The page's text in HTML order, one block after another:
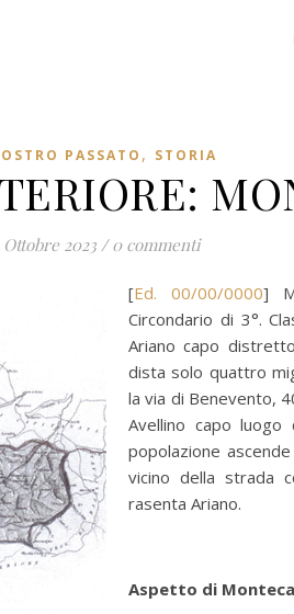
PASSATO , STORIA
Ottobre 2023/ 0 commenti
[Ed. 00/00/0000]
Circondario di 3°.
Ariano capo
dista solo quattro
la via di Benevento,
Avellino capo luogo
popolazione
vicino della strada
rasenta Ariano.
Aspetto di